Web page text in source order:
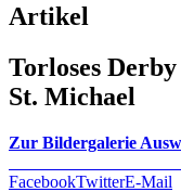
Artikel
Torloses
St. Michael
Zur Bildergalerie
FacebookTwitterE-Mail